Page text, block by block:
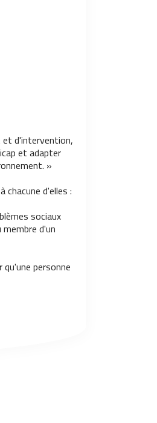
et d'intervention,
et adapter
»
chacune d'elles :
sociaux
d'un
personne